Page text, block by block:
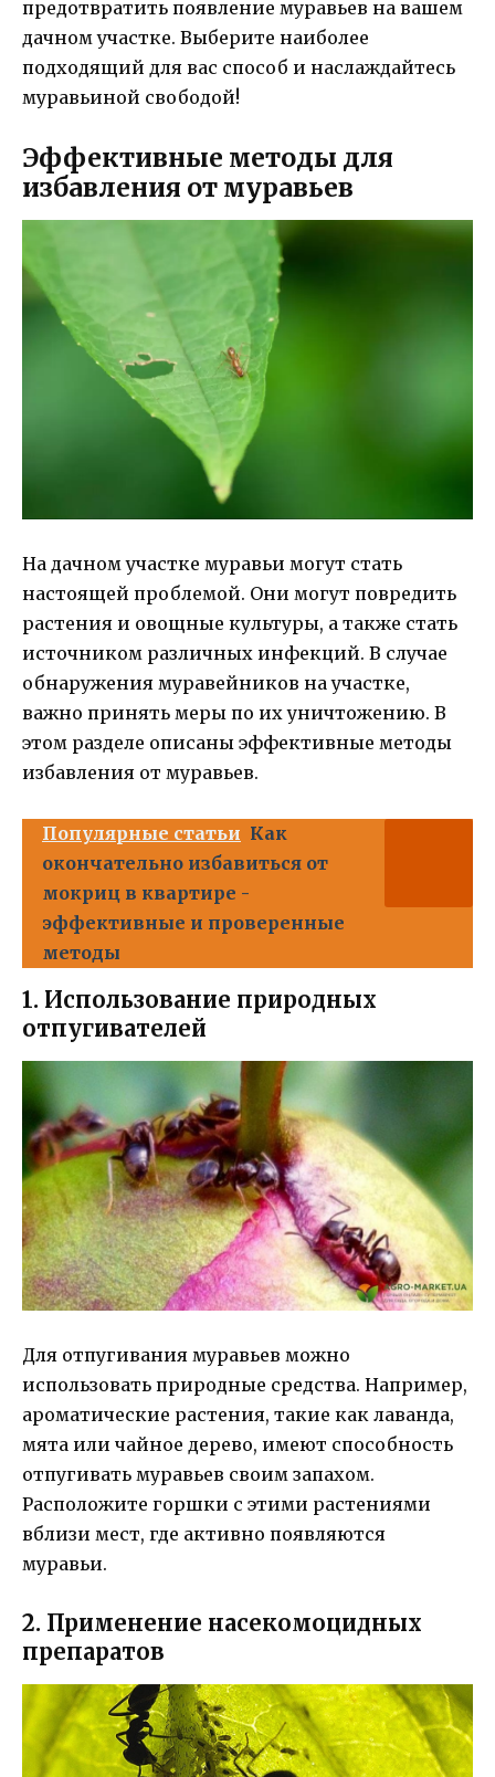
предотвратить появление муравьев на вашем
дачном участке. Выберите наиболее
подходящий для вас способ и наслаждайтесь
муравьиной свободой!
Эффективные методы для
избавления от муравьев
На дачном участке муравьи могут стать
настоящей проблемой. Они могут повредить
растения и овощные культуры, а также стать
источником различных инфекций. В случае
обнаружения муравейников на участке,
важно принять меры по их уничтожению. В
этом разделе описаны эффективные методы
избавления от муравьев.
Популярные статьи Как
окончательно избавиться от
мокриц в квартире -
эффективные и проверенные
методы
1. Использование природных
отпугивателей
Для отпугивания муравьев можно
использовать природные средства. Например,
ароматические растения, такие как лаванда,
мята или чайное дерево, имеют способность
отпугивать муравьев своим запахом.
Расположите горшки с этими растениями
вблизи мест, где активно появляются
муравьи.
2. Применение насекомоцидных
препаратов